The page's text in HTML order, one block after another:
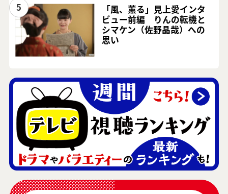
5
「風、薫る」見上愛インタ
ビュー前編 りんの転機と
シマケン（佐野晶哉）への
思い